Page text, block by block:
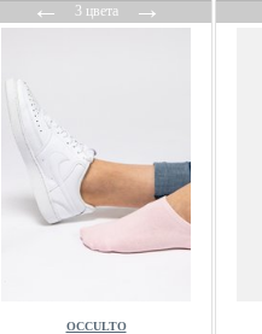
←3 цвета→
OCCULTO